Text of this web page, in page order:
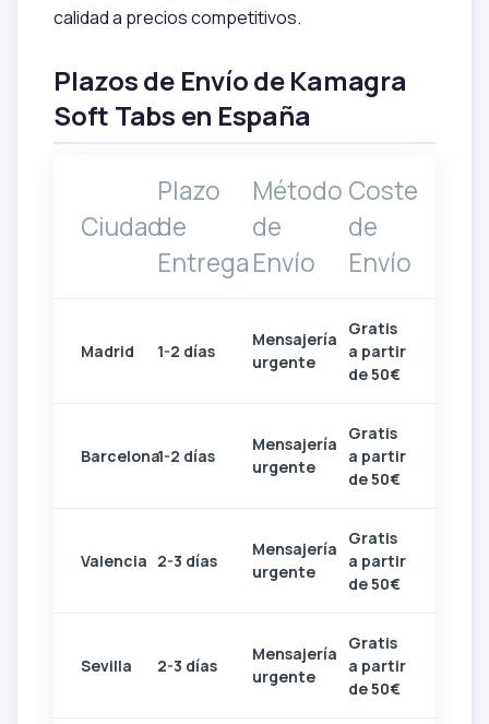
calidad a precios competitivos.
Plazos de Envío de Kamagra
Soft Tabs en España
Ciudad
Plazo
de
Entrega
Método
de
Envío
Coste
de
Envío
Madrid 1-2 días
Mensajería
urgente
Gratis
a partir
de 50€
Barcelona1-2 días
Mensajería
urgente
Gratis
a partir
de 50€
Valencia 2-3 días
Mensajería
urgente
Gratis
a partir
de 50€
Sevilla 2-3 días
Mensajería
urgente
Gratis
a partir
de 50€